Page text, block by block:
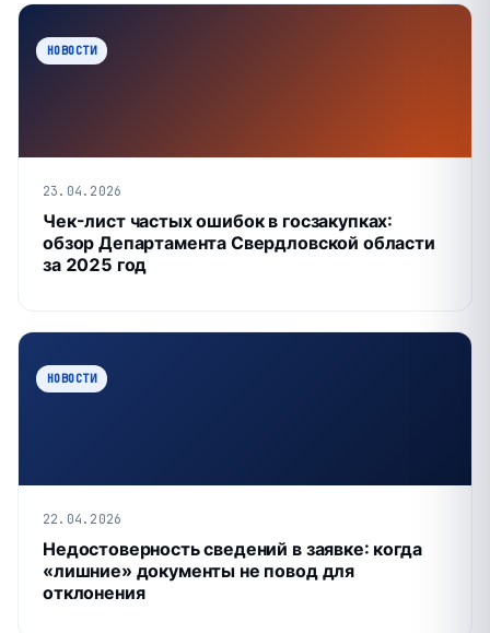
НОВОСТИ
23.04.2026
Чек-лист частых ошибок в госзакупках:
обзор Департамента Свердловской области
за 2025 год
НОВОСТИ
22.04.2026
Недостоверность сведений в заявке: когда
«лишние» документы не повод для
отклонения